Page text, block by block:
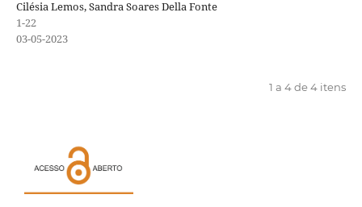
Cilésia Lemos, Sandra Soares Della Fonte
1-22
03-05-2023
1 a 4 de 4 itens